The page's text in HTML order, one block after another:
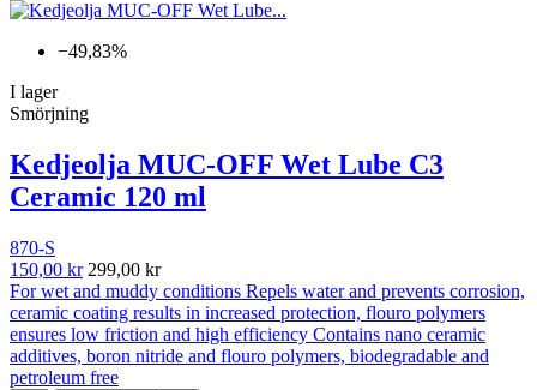
−49,83%
I lager
Smörjning
Kedjeolja MUC-OFF Wet Lube C3
Ceramic 120 ml
870-S
150,00 kr 299,00 kr
For wet and muddy conditions Repels water and prevents corrosion,
ceramic coating results in increased protection, flouro polymers
ensures low friction and high efficiency Contains nano ceramic
additives, boron nitride and flouro polymers, biodegradable and
petroleum free